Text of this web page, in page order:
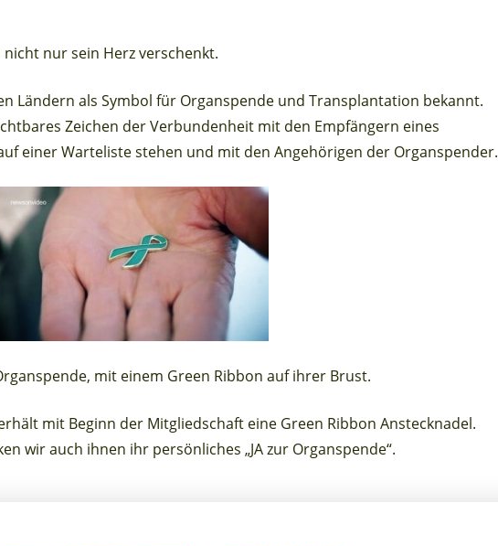
nur sein Herz verschenkt.
Ländern als Symbol für Organspende und Transplantation bekannt.
Zeichen der Verbundenheit mit den Empfängern eines
einer Warteliste stehen und mit den Angehörigen der Organspender.
mit einem Green Ribbon auf ihrer Brust.
mit Beginn der Mitgliedschaft eine Green Ribbon Anstecknadel.
wir auch ihnen ihr persönliches „JA zur Organspende“.